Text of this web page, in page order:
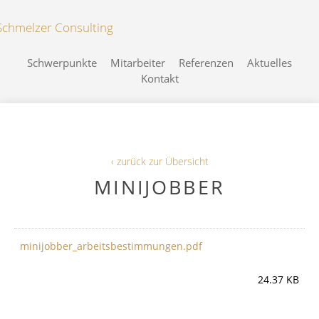
Schwerpunkte Mitarbeiter Referenzen
Aktuelles
Kontakt
‹ zurück zur Übersicht
MINIJOBBER
minijobber_arbeitsbestimmungen.pdf
24.37 KB